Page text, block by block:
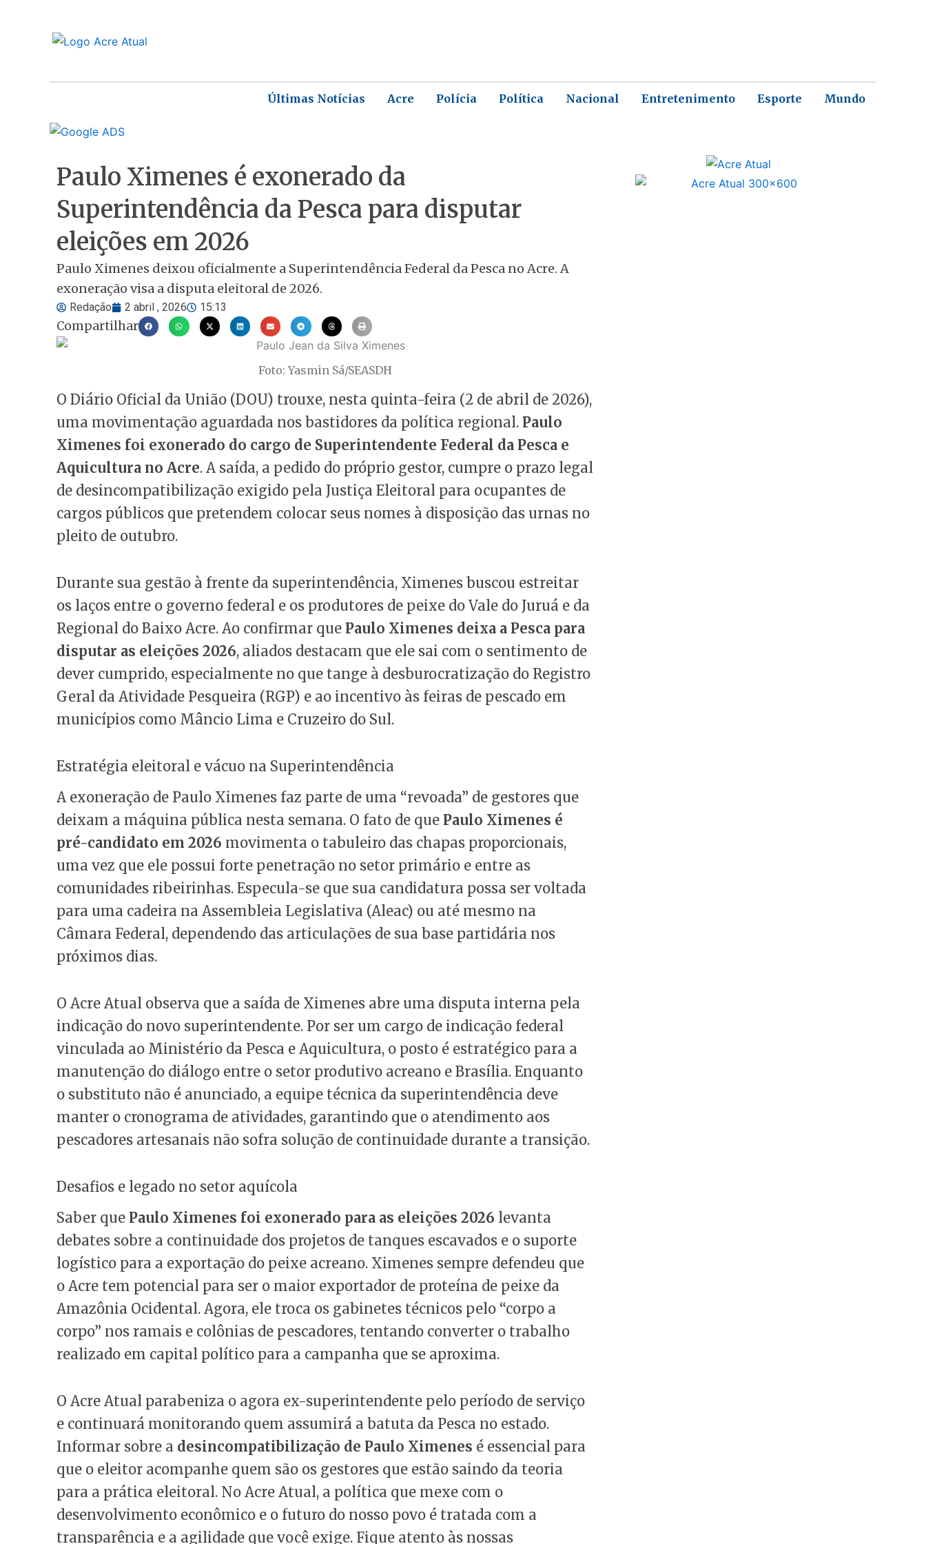
Últimas Notícias Acre Polícia Política Nacional Entretenimento Esporte Mundo
Paulo Ximenes é exonerado da
Superintendência da Pesca para disputar
eleições em 2026
Paulo Ximenes deixou oficialmente a Superintendência Federal da Pesca no Acre. A
exoneração visa a disputa eleitoral de 2026.
Redação 2 abril , 2026 15:13
Compartilhar
Foto: Yasmin Sá/SEASDH
O Diário Oficial da União (DOU) trouxe, nesta quinta-feira (2 de abril de 2026),
uma movimentação aguardada nos bastidores da política regional. Paulo
Ximenes foi exonerado do cargo de Superintendente Federal da Pesca e
Aquicultura no Acre. A saída, a pedido do próprio gestor, cumpre o prazo legal
de desincompatibilização exigido pela Justiça Eleitoral para ocupantes de
cargos públicos que pretendem colocar seus nomes à disposição das urnas no
pleito de outubro.
Durante sua gestão à frente da superintendência, Ximenes buscou estreitar
os laços entre o governo federal e os produtores de peixe do Vale do Juruá e da
Regional do Baixo Acre. Ao confirmar que Paulo Ximenes deixa a Pesca para
disputar as eleições 2026, aliados destacam que ele sai com o sentimento de
dever cumprido, especialmente no que tange à desburocratização do Registro
Geral da Atividade Pesqueira (RGP) e ao incentivo às feiras de pescado em
municípios como Mâncio Lima e Cruzeiro do Sul.
Estratégia eleitoral e vácuo na Superintendência
A exoneração de Paulo Ximenes faz parte de uma “revoada” de gestores que
deixam a máquina pública nesta semana. O fato de que Paulo Ximenes é
pré-candidato em 2026 movimenta o tabuleiro das chapas proporcionais,
uma vez que ele possui forte penetração no setor primário e entre as
comunidades ribeirinhas. Especula-se que sua candidatura possa ser voltada
para uma cadeira na Assembleia Legislativa (Aleac) ou até mesmo na
Câmara Federal, dependendo das articulações de sua base partidária nos
próximos dias.
O Acre Atual observa que a saída de Ximenes abre uma disputa interna pela
indicação do novo superintendente. Por ser um cargo de indicação federal
vinculada ao Ministério da Pesca e Aquicultura, o posto é estratégico para a
manutenção do diálogo entre o setor produtivo acreano e Brasília. Enquanto
o substituto não é anunciado, a equipe técnica da superintendência deve
manter o cronograma de atividades, garantindo que o atendimento aos
pescadores artesanais não sofra solução de continuidade durante a transição.
Desafios e legado no setor aquícola
Saber que Paulo Ximenes foi exonerado para as eleições 2026 levanta
debates sobre a continuidade dos projetos de tanques escavados e o suporte
logístico para a exportação do peixe acreano. Ximenes sempre defendeu que
o Acre tem potencial para ser o maior exportador de proteína de peixe da
Amazônia Ocidental. Agora, ele troca os gabinetes técnicos pelo “corpo a
corpo” nos ramais e colônias de pescadores, tentando converter o trabalho
realizado em capital político para a campanha que se aproxima.
O Acre Atual parabeniza o agora ex-superintendente pelo período de serviço
e continuará monitorando quem assumirá a batuta da Pesca no estado.
Informar sobre a desincompatibilização de Paulo Ximenes é essencial para
que o eleitor acompanhe quem são os gestores que estão saindo da teoria
para a prática eleitoral. No Acre Atual, a política que mexe com o
desenvolvimento econômico e o futuro do nosso povo é tratada com a
transparência e a agilidade que você exige. Fique atento às nossas